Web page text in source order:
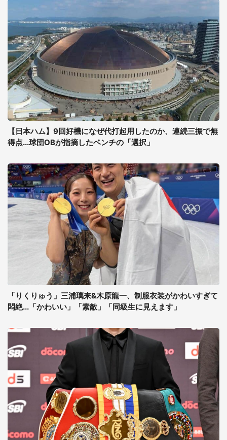
【日本ハム】9回好機になぜ代打起用したのか、連続三振で無
得点...球団OBが指摘したベンチの「選択」
「りくりゅう」三浦璃来&木原龍一、制服衣装がかわいすぎて
悶絶...「かわいい」「素敵」「同級生に見えます」